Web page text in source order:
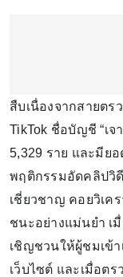
สืบเนื่องจากสายตร
TikTok ชื่อบัญชี “เจ
5,329 ราย และมีย
พฤติกรรมอัดคลิปวิ
เชี่ยวชาญ คอยวิเค
ชนะอย่างแม่นยำ เ
เชิญชวนให้ผู้ชมเข้
เว็บไซต์ และเมื่อต